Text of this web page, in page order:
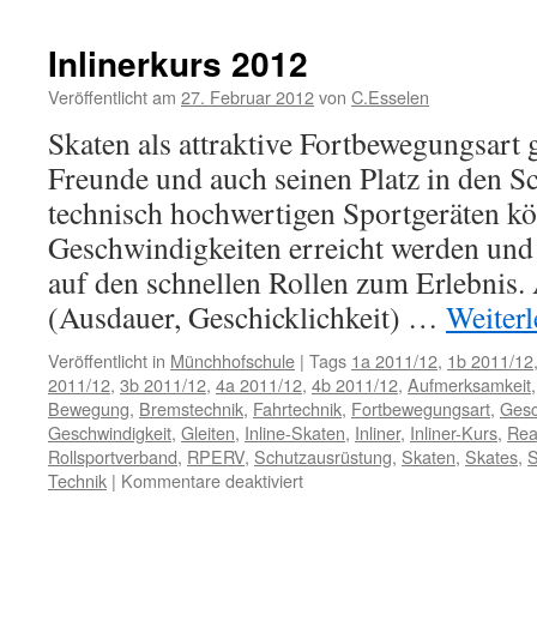
Inlinerkurs 2012
Veröffentlicht am 27. Februar 2012von C.Esselen
Skaten als attraktive
Freunde und auch seinen Platz in den
technisch hochwertigen Sportgeräten
Geschwindigkeiten erreicht werden
auf den schnellen Rollen zum
(Ausdauer, Geschicklichkeit) …
Veröffentlicht in Münchhofschule | Tags 1a 2011/12, 1b 2011/12
2011/12, 3b 2011/12, 4a 2011/12, 4b 2011/12, Aufmerksamkeit
Bewegung, Bremstechnik, Fahrtechnik, Fortbewegungsart,
Geschwindigkeit, Gleiten, Inline-Skaten, Inliner, Inliner-Kurs,
Rollsportverband, RPERV, Schutzausrüstung, Skaten, Skates,
Technik | Kommentare deaktiviertfür